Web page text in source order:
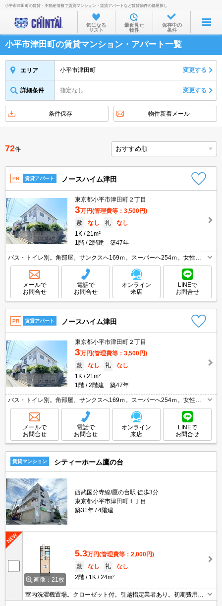
お部屋を探す
沿線・駅から
住所から
物件特集から
不動産会社から
TOP
小平市津田町の賃貸・不動産情報で賃貸マンション・賃貸アパートなど賃貸物件の部屋探し
気になる
リスト
最近見た
物件
保存中の
条件
小平市津田町の賃貸マンション・アパート一覧
エリア 小平市津田町 変更する
詳細条件 指定なし 変更する
条件保存 物件新着メール
72件
PR 賃貸アパート ノースハイム津田
東京都小平市津田町２丁目
3万円(管理費等：3,500円)
敷
なし 礼
なし
1K
21m²
1階
2階建 築47年
バス・トイレ別。角部屋。サンクスへ169ｍ。スーパーへ254ｍ。女性限
定。
メールで
お問合せ
電話で
お問合せ
オンライン
来店
LINEで
お問合せ
PR 賃貸アパート ノースハイム津田
東京都小平市津田町２丁目
3万円(管理費等：3,500円)
敷
なし 礼
なし
1K
21m²
1階
2階建 築47年
バス・トイレ別。角部屋。サンクスへ169ｍ。スーパーへ254ｍ。女性限
定。
メールで
お問合せ
電話で
お問合せ
オンライン
来店
LINEで
お問合せ
賃貸マンション シティーホーム鷹の台
西武国分寺線/鷹の台駅 徒歩3分
東京都小平市津田町１丁目
築31年
4階建
画像：21枚
5.3万円(管理費等：2,000円)
敷
なし 礼
なし
2階
1K 24m²
室内洗濯機置場。クローゼット付。引越指定業者あり。初期費用キ
ャッシュレス決済可(条件あり)。